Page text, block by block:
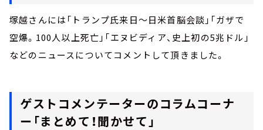
塚越さんには「トランプ氏来日～日米首脳会談」「ガザで
空爆。100人以上死亡」「エヌビディア、史上初の5兆ドル」
などのニュースについてコメントして頂きました。
ゲストコメンテーターのコラムコーナ
ー「まとめて！聞かせて」